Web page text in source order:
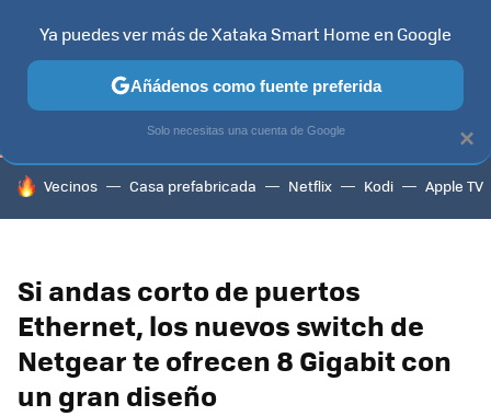
TELEVISORES CONTENIDOS SMART TV SELECCIÓN
HOY SE HABLA DE
Vecinos Casa prefabricada Netflix Kodi Apple TV
Si andas corto de puertos
Ethernet, los nuevos switch de
Netgear te ofrecen 8 Gigabit con
un gran diseño
×
Ya puedes ver más de Xataka Smart Home en Google
Añádenos como fuente preferida
Solo necesitas una cuenta de Google